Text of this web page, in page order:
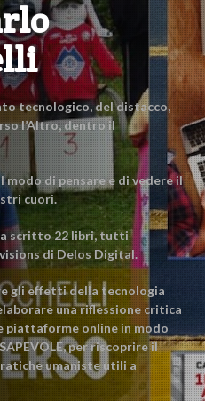
tecnologico, del distacco,
l’Altro, dentro il
modo di pensare e di vedere il
cuori.
scritto 22 libri, tutti
di Delos Digital.
gli effetti della tecnologia
una riflessione critica
piattaforme online in modo
per riscoprire il
umaniste utili a